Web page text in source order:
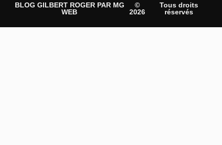
BLOG GILBERT ROGER PAR MG
WEB
©
2026
Tous droits
réservés